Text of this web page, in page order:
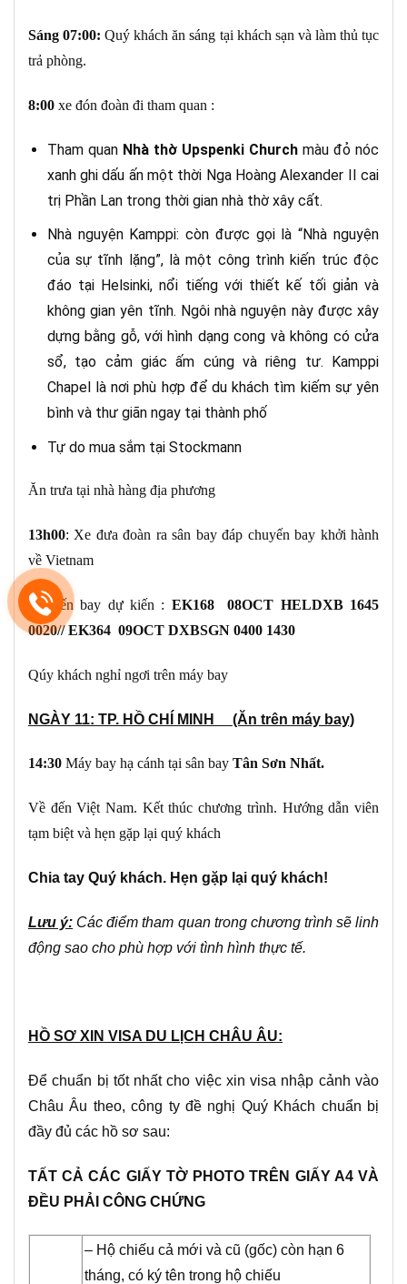
Sáng07:00:Quý khách ăn sáng tại khách sạn và làm thủ tục
trả phòng.
8:00 xe đón đoàn đi tham quan :
Tham quan Nhà thờ Upspenki Church màu đỏ nóc
xanh ghi dấu ấn một thời Nga Hoàng Alexander II cai
trị Phần Lan trong thời gian nhà thờ xây cất.
Nhà nguyện Kamppi: còn được gọi là “Nhà nguyện
của sự tĩnh lặng”, là một công trình kiến trúc độc
đáo tại Helsinki, nổi tiếng với thiết kế tối giản và
không gian yên tĩnh. Ngôi nhà nguyện này được xây
dựng bằng gỗ, với hình dạng cong và không có cửa
sổ, tạo cảm giác ấm cúng và riêng tư. Kamppi
Chapel là nơi phù hợp để du khách tìm kiếm sự yên
bình và thư giãn ngay tại thành phố
Tự do mua sắm tại Stockmann
Ăn trưa tại nhà hàng địa phương
13h00: Xe đưa đoàn ra sân bay đáp chuyến bay khởi hành
về Vietnam
Chuyến bay dự kiến : EK168 08OCT HELDXB 1645
0020// EK364 09OCT DXBSGN 0400 1430
Qúy khách nghỉ ngơi trên máy bay
NGÀY 11: TP. HỒ CHÍ MINH (Ăn trên máy bay)
14:30 Máy bay hạ cánh tại sân bay Tân Sơn Nhất.
Về đến Việt Nam. Kết thúc chương trình. Hướng dẫn viên
tạm biệt và hẹn gặp lại quý khách
Chia tay Quý khách. Hẹn gặp lại quý khách!
Lưu ý: Các điểm tham quan trong chương trình sẽ linh
động sao cho phù hợp với tình hình thực tế.
HỒ SƠ XIN VISA DU LỊCH CHÂU ÂU:
Để chuẩn bị tốt nhất cho việc xin visa nhập cảnh vào
Châu Âu theo, công ty đề nghị Quý Khách chuẩn bị
đầy đủ các hồ sơ sau:
TẤT CẢ CÁC GIẤY TỜ PHOTO TRÊN GIẤY A4 VÀ
ĐỀU PHẢI CÔNG CHỨNG
– Hộ chiếu cả mới và cũ (gốc) còn hạn 6
tháng, có ký tên trong hộ chiếu